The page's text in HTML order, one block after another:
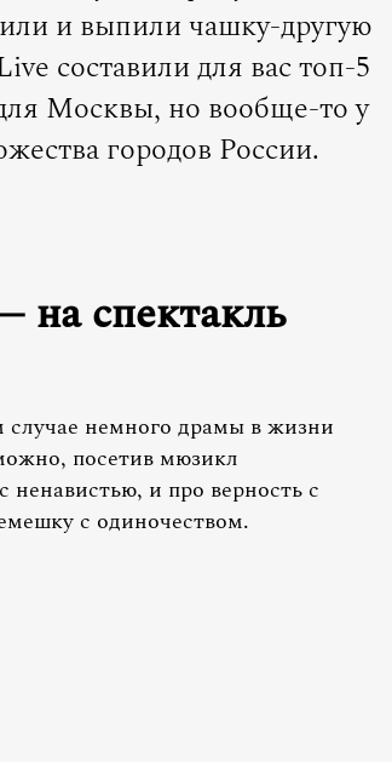
и выпили чашку-другую
составили для вас топ-5
Москвы, но вообще-то у
городов России.
на спектакль
случае немного драмы в жизни
посетив мюзикл
и про верность с
с одиночеством.